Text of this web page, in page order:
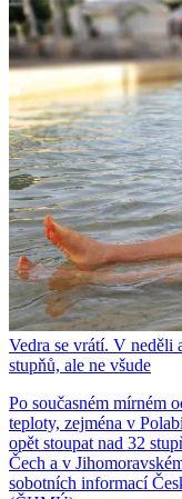
Vedra se vrátí. V neděli
stupňů, ale ne všude
Po současném mírném
teploty, zejména v
opět stoupat nad 32
Čech a v
sobotních informací